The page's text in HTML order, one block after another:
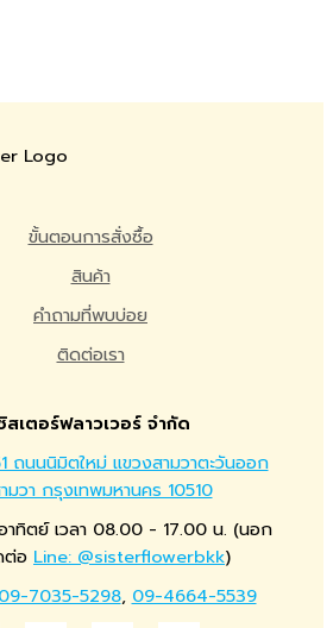
ขั้นตอนการสั่งซื้อ
สินค้า
คำถามที่พบบ่อย
ติดต่อเรา
เตอร์ฟลาวเวอร์ จำกัด
ถนนนิมิตใหม่ แขวงสามวาตะวันออก
มวา กรุงเทพมหานคร 10510
ทิตย์ เวลา 08.00 - 17.00 น. (นอก
ต่อ Line: @sisterflowerbkk)
09-7035-5298, 09-4664-5539